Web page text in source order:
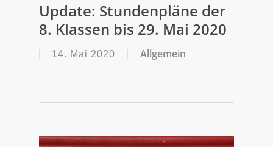
Update: Stundenpläne der
8. Klassen bis 29. Mai 2020
14. Mai 2020 Allgemein